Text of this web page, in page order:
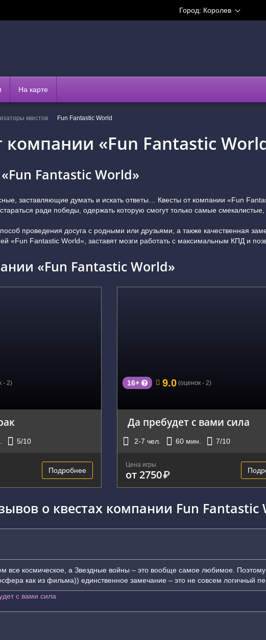
Город: Королев
На карте
квестов Fun Fantastic World
компании «Fun Fantastic
Fantastic World»
заставляющие думать и искать ответы… Квесты от компании «Fun
ради победы, одержать которую смогут только самые
проведения досуга с родными или друзьями, а также качественная
«Fun Fantastic World», заставят мозги работать с максимальным КПД и
«Fun Fantastic World»
- 2)
5/10
Подробнее
16+ 9.0 (оценок - 2)
Да пребудет с вами сила
2-7 чел. 60 мин. 7/10
Цена игры
от 2750₽
о квестах компании Fun Fantastic
все космическое, а Звездные войны – это вообще самое любимое.
как из фильма)) единственное замечание – это не совсем логичный
с вами сила